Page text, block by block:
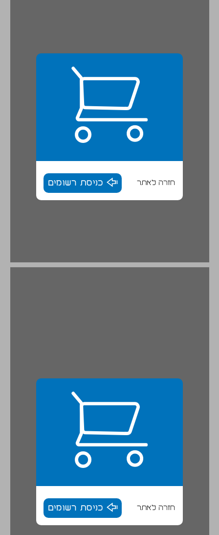
חזרה לאתר כניסת רשומים
חזרה לאתר כניסת רשומים